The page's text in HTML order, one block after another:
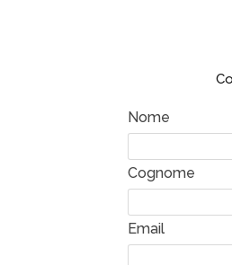
Nome
Cognome
Email